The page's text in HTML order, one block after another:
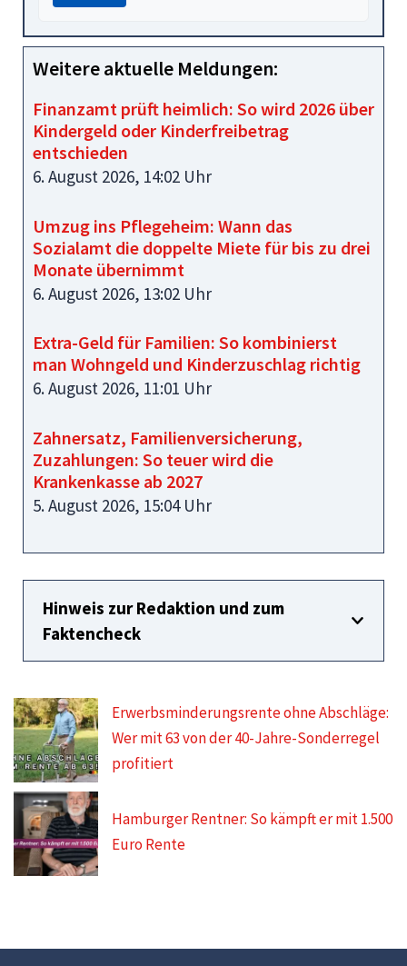
Weitere aktuelle Meldungen:
Finanzamt prüft heimlich: So wird 2026 über
Kindergeld oder Kinderfreibetrag
entschieden
6. August 2026, 14:02 Uhr
Umzug ins Pflegeheim: Wann das
Sozialamt die doppelte Miete für bis zu drei
Monate übernimmt
6. August 2026, 13:02 Uhr
Extra-Geld für Familien: So kombinierst
man Wohngeld und Kinderzuschlag richtig
6. August 2026, 11:01 Uhr
Zahnersatz, Familienversicherung,
Zuzahlungen: So teuer wird die
Krankenkasse ab 2027
5. August 2026, 15:04 Uhr
Hinweis zur Redaktion und zum
Faktencheck
Erwerbsminderungsrente ohne Abschläge:
Wer mit 63 von der 40-Jahre-Sonderregel
profitiert
Hamburger Rentner: So kämpft er mit 1.500
Euro Rente